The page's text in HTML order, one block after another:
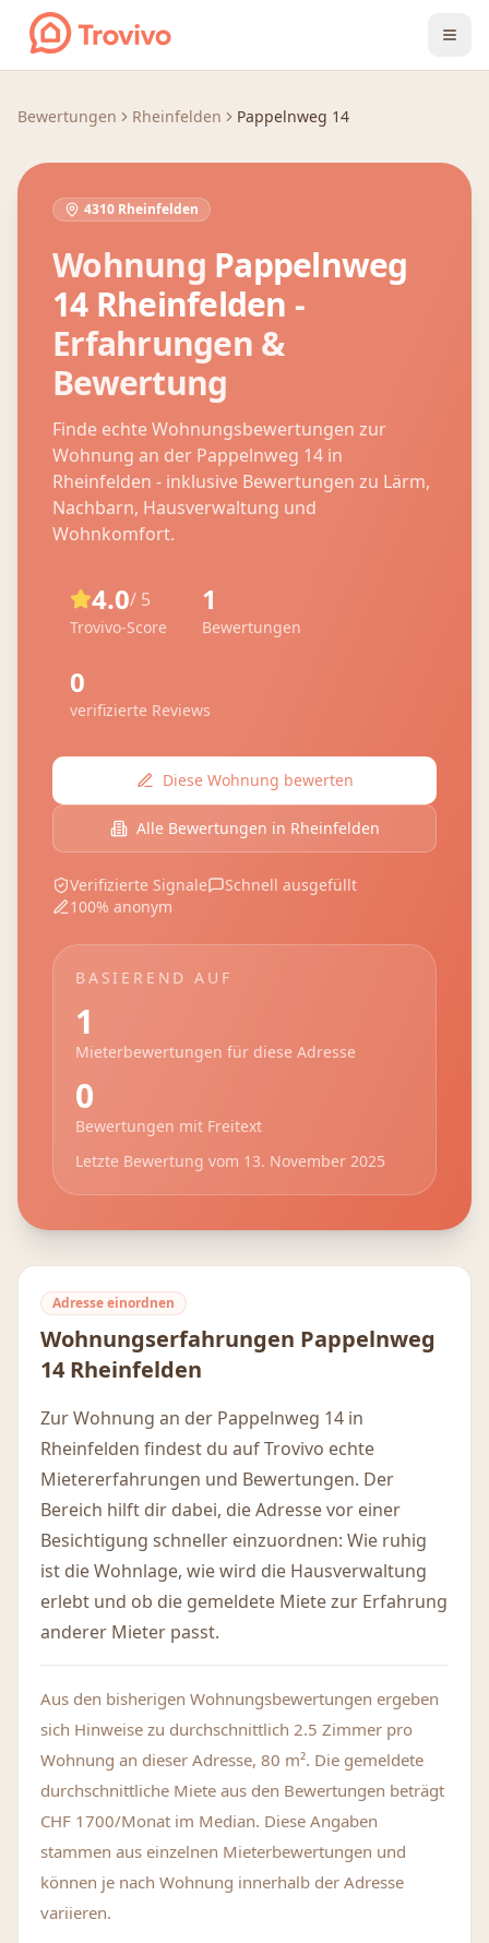
Zum Inhalt springen
Bewertungen Rheinfelden Pappelnweg 14
4310 Rheinfelden
Wohnung Pappelnweg
14 Rheinfelden -
Erfahrungen &
Bewertung
Finde echte Wohnungsbewertungen zur
Wohnung an der Pappelnweg 14 in
Rheinfelden - inklusive Bewertungen zu Lärm,
Nachbarn, Hausverwaltung und
Wohnkomfort.
4.0/ 5
Trovivo-Score
1
Bewertungen
0
verifizierte Reviews
Diese Wohnung bewerten
Alle Bewertungen in Rheinfelden
Verifizierte Signale
Schnell ausgefüllt
100% anonym
BASIEREND AUF
1
Mieterbewertungen für diese Adresse
0
Bewertungen mit Freitext
Letzte Bewertung vom 13. November 2025
Adresse einordnen
Wohnungserfahrungen Pappelnweg
14 Rheinfelden
Zur Wohnung an der Pappelnweg 14 in
Rheinfelden findest du auf Trovivo echte
Mietererfahrungen und Bewertungen. Der
Bereich hilft dir dabei, die Adresse vor einer
Besichtigung schneller einzuordnen: Wie ruhig
ist die Wohnlage, wie wird die Hausverwaltung
erlebt und ob die gemeldete Miete zur Erfahrung
anderer Mieter passt.
Aus den bisherigen Wohnungsbewertungen ergeben
sich Hinweise zu durchschnittlich 2.5 Zimmer pro
Wohnung an dieser Adresse, 80 m². Die gemeldete
durchschnittliche Miete aus den Bewertungen beträgt
CHF 1700/Monat im Median. Diese Angaben
stammen aus einzelnen Mieterbewertungen und
können je nach Wohnung innerhalb der Adresse
variieren.